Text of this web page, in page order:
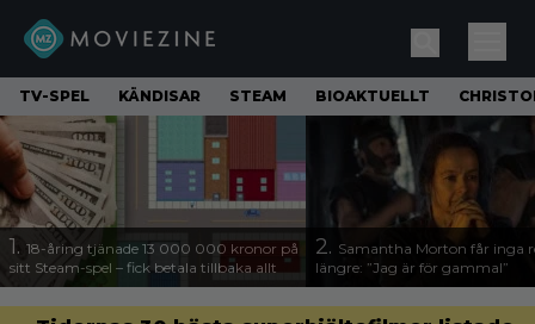
TV-SPEL KÄNDISAR STEAM BIOAKTUELLT
1. 18-åring tjänade 13 000 000 kronor på
sitt Steam-spel – fick betala tillbaka allt
2. Samantha Morton får inga
längre: ”Jag är för gammal”